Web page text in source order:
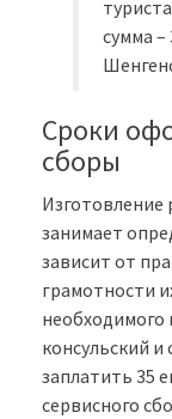
сумма –
Сроки
сборы
Изготовление
занимает
зависит от
грамотности
необходимого
консульский
заплатить 35
сервисного